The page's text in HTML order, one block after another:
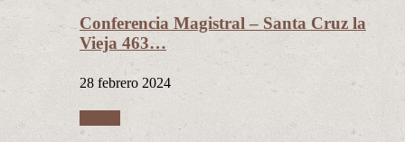
Conferencia Magistral – Santa Cruz la
Vieja 463…
28 febrero 2024